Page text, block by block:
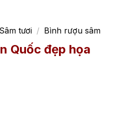
Sâm tươi / Bình rượu sâm
Quốc đẹp họa